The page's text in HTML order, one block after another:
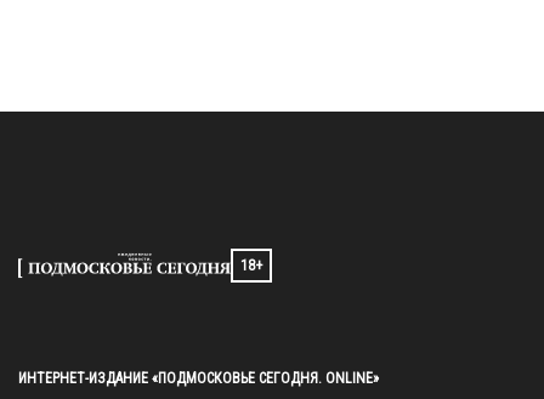
18+
ИНТЕРНЕТ-ИЗДАНИЕ «ПОДМОСКОВЬЕ СЕГОДНЯ. ONLINE»